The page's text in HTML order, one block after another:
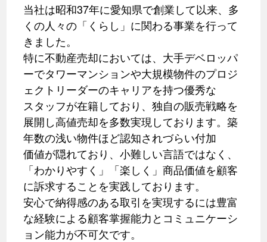
当社は昭和37年に愛知県で創業して以来、多
くの人々の「くらし」に関わる事業を行って
きました。
特に不動産売却においては、大手デベロッパ
ーでタワーマンションや大規模物件のプロジ
ェクトリーダーのキャリアを持つ優秀な
スタッフが在籍しており、独自の販売戦略を
展開し高値売却を多数実現しております。築
年数の浅い物件ほど認知されづらい付加
価値が隠れており、小難しい言語ではなく、
「わかりやすく」「楽しく」商品価値を顧客
に訴求することを実践しております。
安心で納得感のある取引を実現するには豊富
な経験による顧客掌握能力とコミュニケーシ
ョン能力が不可欠です。